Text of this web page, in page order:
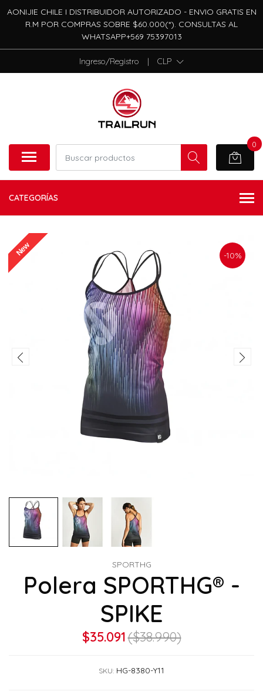
AONIJIE CHILE I DISTRIBUIDOR AUTORIZADO - ENVIO GRATIS EN
R.M POR COMPRAS SOBRE $60.000(*). CONSULTAS AL
WHATSAPP+569 75397013
Ingreso/Registro | CLP
0
CATEGORÍAS
-10%
New
SPORTHG
Polera SPORTHG® -
SPIKE
$35.091($38.990)
SKU: HG-8380-Y11